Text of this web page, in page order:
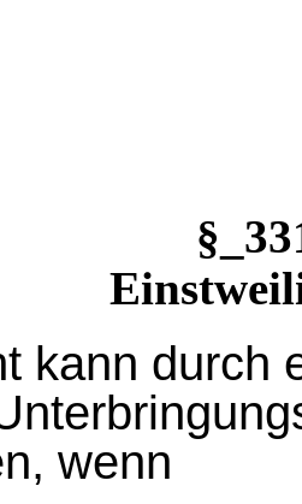
kann durch
wenn